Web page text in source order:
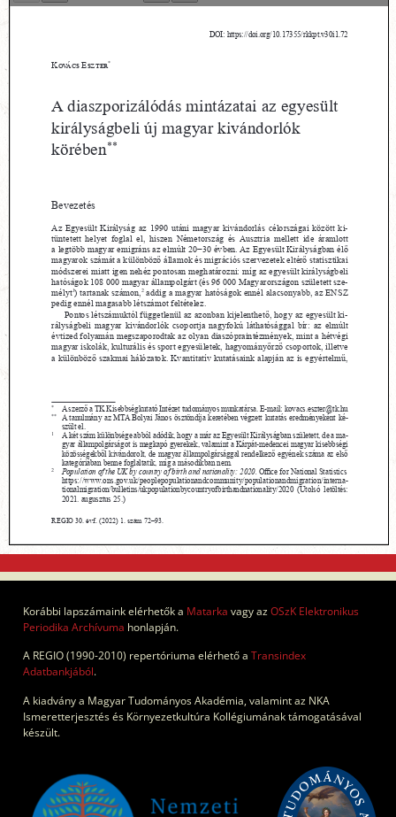
Korábbi lapszámaink elérhetők a Matarka vagy azOSzK Elektronikus
Periodika Archívuma honlapján.
A REGIO (1990-2010) repertóriuma elérhető a Transindex
Adatbankjából.
A kiadvány a Magyar Tudományos Akadémia, valamint az NKA
Ismeretterjesztés és Környezetkultúra Kollégiumának támogatásával
készült.